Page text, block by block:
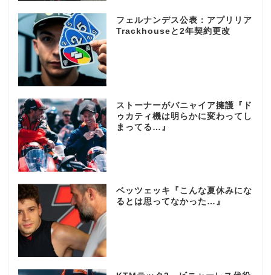
フェルナンデス公表：アプリリア
Trackhouseと2年契約更改
ストーナーがバニャイア擁護『ド
ゥカティ機は明らかに変わってし
まってる…』
ベッツェッキ『こんな夏休みにな
るとは思ってなかった…』